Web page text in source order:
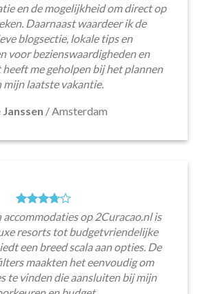
en de mogelijkheid om direct op
Daarnaast waardeer ik de
blogsectie, lokale tips en
voor bezienswaardigheden en
me geholpen bij het plannen
mijn laatste vakantie.
Janssen /Amsterdam
op 2Curacao.nl is
resorts tot budgetvriendelijke
een breed scala aan opties. De
maakten het eenvoudig om
te vinden die aansluiten bij mijn